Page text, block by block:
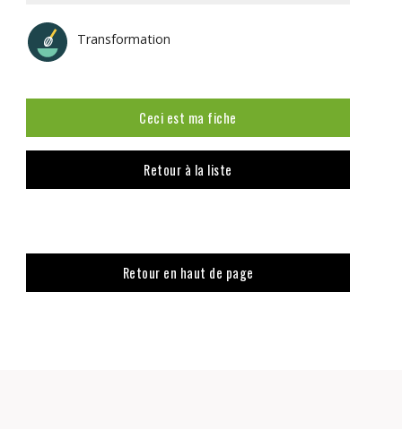
Transformation
Ceci est ma fiche
Retour à la liste
Retour en haut de page